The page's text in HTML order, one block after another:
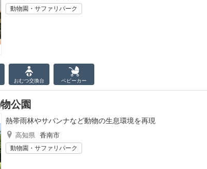
動物園・サファリパーク
おむつ交換台 ベビーカー
公園
熱帯雨林やサバンナなど動物の生息環境を再現
高知県 香南市
動物園・サファリパーク